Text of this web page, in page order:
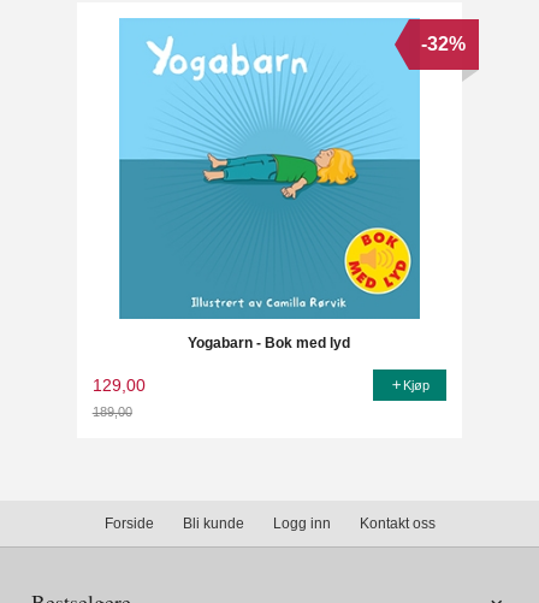
Yogabarn - Bok med lyd
129,00
189,00
-32%
Kjøp
Forside Bli kunde Logg inn Kontakt oss